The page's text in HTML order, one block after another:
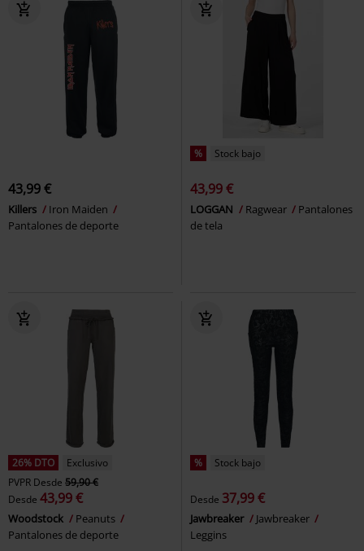
43,99 €
Killers
Iron Maiden
Pantalones de deporte
% Stock bajo
43,99 €
LOGGAN Ragwear
Pantalones
de tela
26% DTO
Exclusivo
PVPR Desde 59,90 €
Desde 43,99 €
Woodstock
Peanuts
Pantalones de deporte
% Stock bajo
Desde 37,99 €
Jawbreaker
Jawbreaker
Leggins